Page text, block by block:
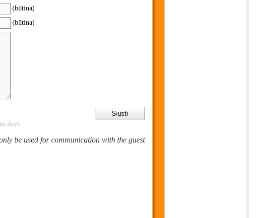
(būtina)
(būtina)
be used for communication with the guest